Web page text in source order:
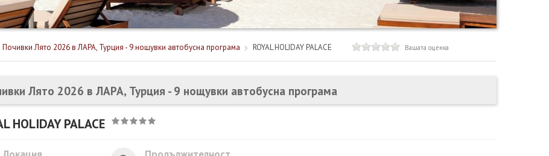
Почивки Лято 2026 в ЛАРА, Турция - 9 нощувки автобусна програма ROYAL HOLIDAY PALACE Вашата оценка
Лято 2026 в ЛАРА, Турция - 9 нощувки автобусна програма
HOLIDAY PALACE